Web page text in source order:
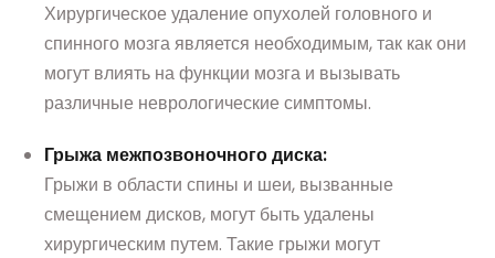
Хирургическое удаление опухолей головного и
спинного мозга является необходимым, так как они
могут влиять на функции мозга и вызывать
различные неврологические симптомы.
Грыжа межпозвоночного диска:
Грыжи в области спины и шеи, вызванные
смещением дисков, могут быть удалены
хирургическим путем. Такие грыжи могут